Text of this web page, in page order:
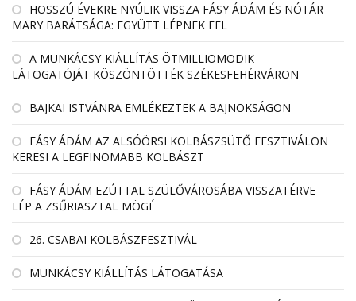
HOSSZÚ ÉVEKRE NYÚLIK VISSZA FÁSY ÁDÁM ÉS NÓTÁR
MARY BARÁTSÁGA: EGYÜTT LÉPNEK FEL
A MUNKÁCSY-KIÁLLÍTÁS ÖTMILLIOMODIK
LÁTOGATÓJÁT KÖSZÖNTÖTTÉK SZÉKESFEHÉRVÁRON
BAJKAI ISTVÁNRA EMLÉKEZTEK A BAJNOKSÁGON
FÁSY ÁDÁM AZ ALSÓÖRSI KOLBÁSZSÜTŐ FESZTIVÁLON
KERESI A LEGFINOMABB KOLBÁSZT
FÁSY ÁDÁM EZÚTTAL SZÜLŐVÁROSÁBA VISSZATÉRVE
LÉP A ZSŰRIASZTAL MÖGÉ
26. CSABAI KOLBÁSZFESZTIVÁL
MUNKÁCSY KIÁLLÍTÁS LÁTOGATÁSA